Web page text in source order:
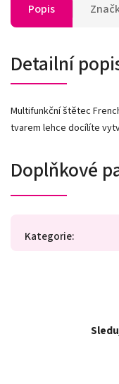
Popis
Detailní
Multifunkční štětec
tvarem lehce docílíte
Doplňkové
Kategorie: